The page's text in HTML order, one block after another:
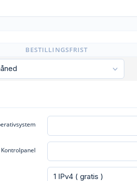
BESTILLINGSFRIST
Kontrolpanel